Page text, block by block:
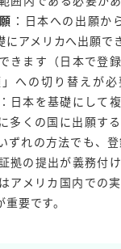
：日本への出願か
にアメリカへ出願で
きます（日本で登
への切り替えが
：日本を基礎にして
多くの国に出願す
ずれの方法でも、
拠の提出が義務付
アメリカ国内での
要です。